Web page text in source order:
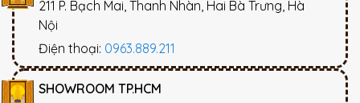
211 P. Bạch Mai, Thanh Nhàn, Hai Bà Trưng, Hà
Nội
Điện thoại: 0963.889.211
SHOWROOM TP.HCM